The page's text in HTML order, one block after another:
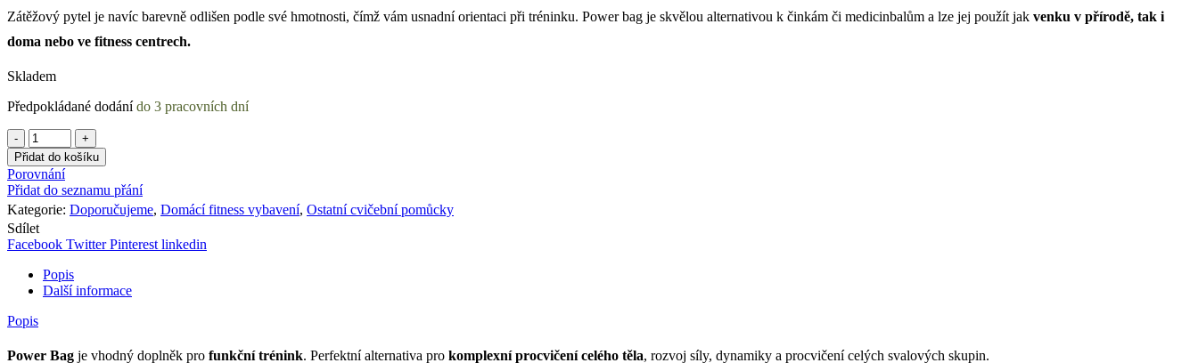
Zátěžový pytel je navíc barevně odlišen podle své hmotnosti, čímž vám usnadní orientaci při tréninku. Power bag je skvělou alternativou k činkám či medicinbalům a lze jej použít jak venku v přírodě, tak i
doma nebo ve fitness centrech.
Skladem
Country
region:
Předpokládané dodánído 3 pracovních dní
GYM
GUN
POWER
BAG
SET
4
ks
5
10
kg,
kg,
kg
Přidat do košíku
Porovnání
Přidat do seznamu přání
Kategorie: Doporučujeme, Domácí fitness vybavení, Ostatní cvičební pomůcky
Sdílet
Facebook Twitter Pinterest linkedin
Popis
Další informace
Popis
Power Bag je vhodný doplněk pro funkční trénink. Perfektní alternativa pro komplexní procvičení celého těla, rozvoj síly, dynamiky a procvičení celých svalových skupin.